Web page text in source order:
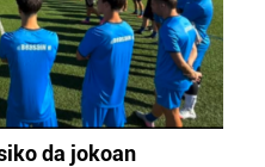
da jokoan